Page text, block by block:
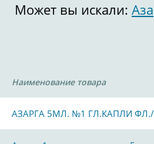
Может вы искали:
Наименование товара
АЗАРГА 5МЛ. №1 ГЛ.КАПЛИ